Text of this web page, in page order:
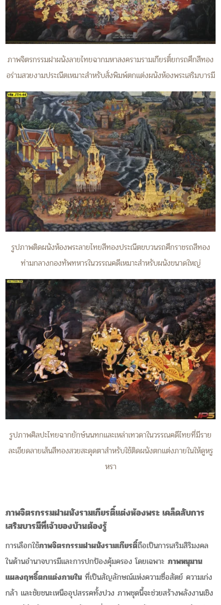
ภาพจิตรกรรมฝาผนังลายไทยฉากมหาสงครามรามเกียรติ์ยกรถศึกสีทอง
อร่ามสวยงามประณีตเหมาะสำหรับสั่งพิมพ์ตกแต่งผนังห้องพระเสริมบารมี
รูปภาพติดผนังห้องพระลายไทยสีทองประณีตขบวนรถศึกราชรถสีทอง
ท่ามกลางกองทัพทหารในวรรณคดีเหมาะสำหรับผนังขนาดใหญ่
รูปภาพศิลปะไทยฉากยักษ์นนทกและเหล่าเทวดาในวรรณคดีไทยที่มีราย
ละเอียดลายเส้นสีทองสวยสะดุดตาสำหรับใช้ติดผนังตกแต่งภายในให้ดูหรู
หรา
ภาพจิตรกรรมฝาผนังรามเกียรติ์แต่งห้องพระ เคล็ดลับการ
เสริมบารมีที่เจ้าของบ้านต้องรู้
การเลือกใช้ภาพจิตรกรรมฝาผนังรามเกียรติ์ถือเป็นการเสริมสิริมงคล
ในด้านอำนาจบารมีและการปกป้องคุ้มครอง โดยเฉพาะภาพหนุมาน
แผลงฤทธิ์ตกแต่งภายใน ที่เป็นสัญลักษณ์แห่งความซื่อสัตย์ ความเก่ง
กล้า และชัยชนะเหนืออุปสรรคทั้งปวง ภาพชุดนี้จะช่วยสร้างพลังงานเชิง